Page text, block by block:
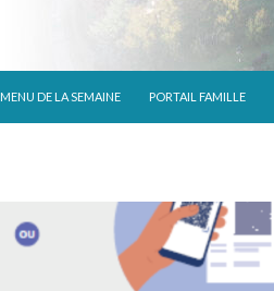
MENU DE LA SEMAINE PORTAIL FAMILLE